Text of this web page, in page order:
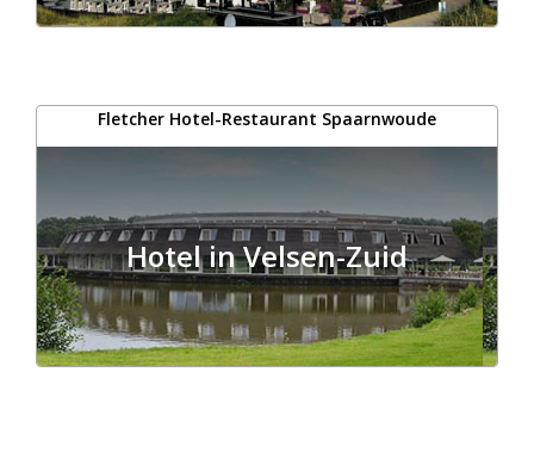
Fletcher Hotel-Restaurant Spaarnwoude
Hotel in Velsen-Zuid